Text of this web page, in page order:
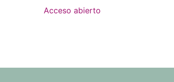
Acceso abierto